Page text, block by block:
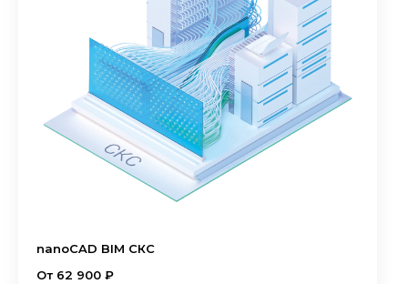
nanoCAD BIM СКС
От 62 900 ₽